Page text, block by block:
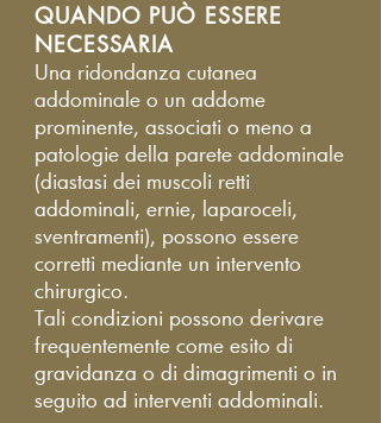
QUANDO PUÒ ESSERE
NECESSARIA
Una ridondanza cutanea
addominale o un addome
prominente, associati o meno a
patologie della parete addominale
(diastasi dei muscoli retti
addominali, ernie, laparoceli,
sventramenti), possono essere
corretti mediante un intervento
chirurgico.
Tali condizioni possono derivare
frequentemente come esito di
gravidanza o di dimagrimenti o in
seguito ad interventi addominali.